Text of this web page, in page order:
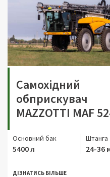
Самохідний
обприскувач
MAZZOTTI MAF
Основний бак
5400 л
Штанга
24-36
ДІЗНАТИСЬ БІЛЬШЕ